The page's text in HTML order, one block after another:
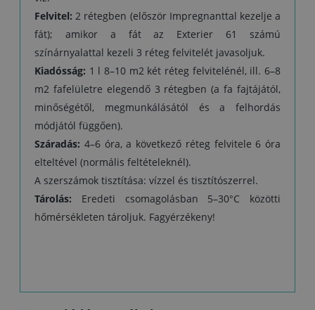
Felvitel: 2 rétegben (először Impregnanttal kezelje a
fát); amikor a fát az Exterier 61 számú
színárnyalattal kezeli 3 réteg felvitelét javasoljuk.
Kiadósság: 1 l 8–10 m2 két réteg felvitelénél, ill. 6–8
m2 fafelületre elegendő 3 rétegben (a fa fajtájától,
minőségétől, megmunkálásától és a felhordás
módjától függően).
Száradás: 4–6 óra, a következő réteg felvitele 6 óra
elteltével (normális feltételeknél).
A szerszámok tisztítása: vízzel és tisztítószerrel.
Tárolás: Eredeti csomagolásban 5–30°C közötti
hőmérsékleten tároljuk. Fagyérzékeny!